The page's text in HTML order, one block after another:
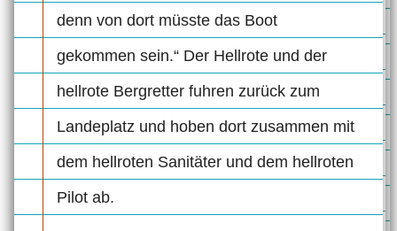
denn von dort müsste das Boot
gekommen sein.“ Der Hellrote und der
hellrote Bergretter fuhren zurück zum
Landeplatz und hoben dort zusammen mit
dem hellroten Sanitäter und dem hellroten
Pilot ab.